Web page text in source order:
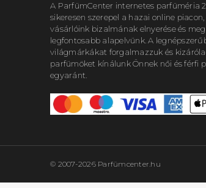
A ParfümCenter internetes parfüméria
sikeresen szerepel a hazai online piacon,
vásárlóink bizalmának elnyerése és
legfontosabb alapelvünk. A
világmárkákat forgalmazzuk és
parfümöket kínálunk Önnek női és férfi
egyaránt.
© 2007-2026 Parfümcenter.hu